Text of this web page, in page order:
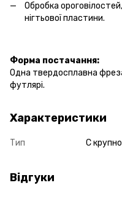
Обробка
нігтьової пластини.
Форма постачання:
Одна твердосплавна
футлярі.
Характеристики
Тип С
Відгуки